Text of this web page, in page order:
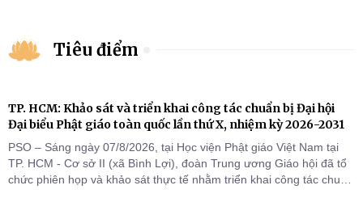
Tiêu điểm
TP. HCM: Khảo sát và triển khai công tác chuẩn bị Đại hội
Đại biểu Phật giáo toàn quốc lần thứ X, nhiệm kỳ 2026-2031
PSO – Sáng ngày 07/8/2026, tại Học viện Phật giáo Việt Nam tại
TP. HCM - Cơ sở II (xã Bình Lợi), đoàn Trung ương Giáo hội đã tổ
chức phiên họp và khảo sát thực tế nhằm triển khai công tác chuẩn